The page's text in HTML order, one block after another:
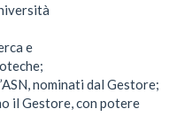
e
nominati dal Gestore;
il Gestore, con potere